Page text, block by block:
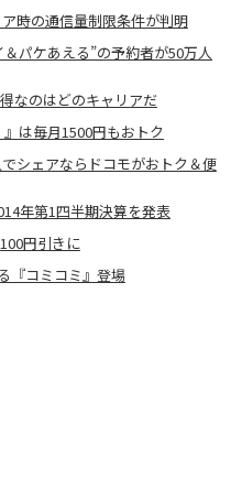
時の通信量制限条件が判明
パケあえる”の予約者が50万人
なのはどのキャリアだ
は毎月1500円もおトク
シェアならドコモがおトク＆便
年第1四半期決算を発表
円引きに
『コミコミ』登場